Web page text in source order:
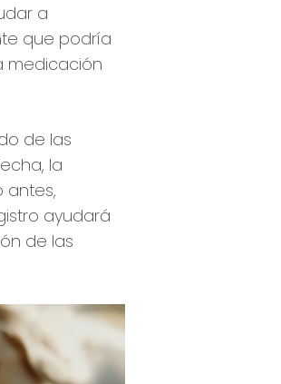
a
que podría
medicación
de las
la
antes,
ayudará
de las